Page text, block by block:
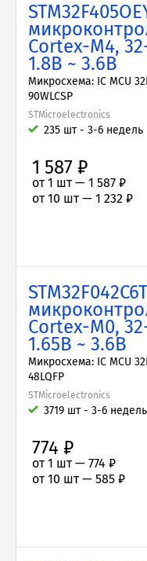
Cortex-M4,
1.8В ~ 3.6В
Микросхема: IC MCU
90WLCSP
STMicroelectronics
235 шт - 3-6 недель
1 587 ₽
от 1 шт — 1 587 ₽
от 10 шт — 1 232 ₽
Cortex-M0,
1.65В ~ 3.6В
Микросхема: IC MCU
48LQFP
STMicroelectronics
3719 шт - 3-6 недель
774 ₽
от 1 шт — 774 ₽
от 10 шт — 585 ₽